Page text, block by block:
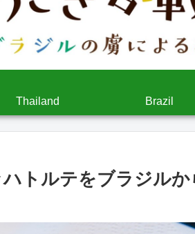
Thailand Brazil
トルテをブラジル